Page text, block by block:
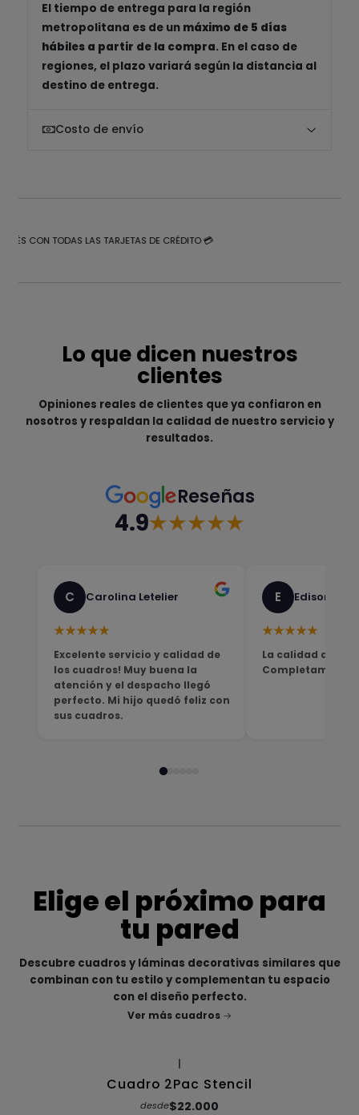
El tiempo de entrega para la región
metropolitana es de un máximo de 5 días
hábiles a partir de la compra. En el caso de
regiones, el plazo variará según la distancia al
destino de entrega.
Costo de envío
CON TODAS LAS TARJETAS DE CRÉDITO 💳
Lo que dicen nuestros
clientes
Opiniones reales de clientes que ya confiaron en
nosotros y respaldan la calidad de nuestro servicio y
resultados.
Reseñas
4.9★★★★★
C Carolina Letelier
★★★★★
Excelente servicio y calidad de
los cuadros! Muy buena la
atención y el despacho llegó
perfecto. Mi hijo quedó feliz con
sus cuadros.
E Edison
★★★★★
La calidad del
Completamente
Elige el próximo para
tu pared
Descubre cuadros y láminas decorativas similares que
combinan con tu estilo y complementan tu espacio
con el diseño perfecto.
Ver más cuadros
Cuadro 2Pac Stencil
desde$22.000